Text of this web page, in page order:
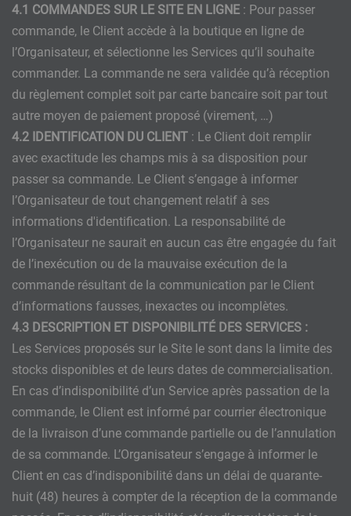
4.1 COMMANDES SUR LE SITE EN LIGNE : Pour passer
commande, le Client accède à la boutique en ligne de
l’Organisateur, et sélectionne les Services qu’il souhaite
commander. La commande ne sera validée qu’à réception
du règlement complet soit par carte bancaire soit par tout
autre moyen de paiement proposé (virement, …)
4.2 IDENTIFICATION DU CLIENT : Le Client doit remplir
avec exactitude les champs mis à sa disposition pour
passer sa commande. Le Client s’engage à informer
l’Organisateur de tout changement relatif à ses
informations d'identification. La responsabilité de
l’Organisateur ne saurait en aucun cas être engagée du fait
de l’inexécution ou de la mauvaise exécution de la
commande résultant de la communication par le Client
d’informations fausses, inexactes ou incomplètes.
4.3 DESCRIPTION ET DISPONIBILITÉ DES SERVICES :
Les Services proposés sur le Site le sont dans la limite des
stocks disponibles et de leurs dates de commercialisation.
En cas d’indisponibilité d’un Service après passation de la
commande, le Client est informé par courrier électronique
de la livraison d’une commande partielle ou de l’annulation
de sa commande. L’Organisateur s’engage à informer le
Client en cas d’indisponibilité dans un délai de quarante-
huit (48) heures à compter de la réception de la commande